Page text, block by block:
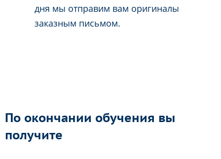
дня мы отправим вам оригиналы
заказным письмом.
По окончании обучения вы
получите